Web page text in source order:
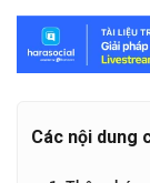
Các nội dung